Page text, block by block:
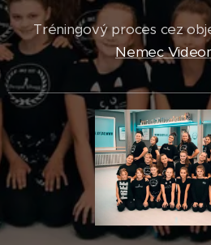
Tréningový proces cez
Nemec